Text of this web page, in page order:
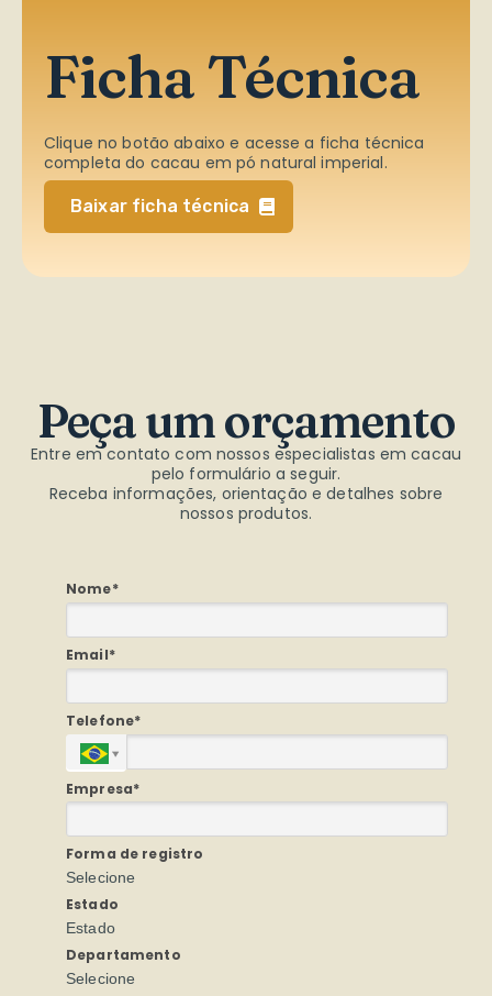
Ficha Técnica
Clique no botão abaixo e acesse a ficha técnica
completa do cacau em pó natural imperial.
Baixar ficha técnica
Peçaumorçamento
Entre em contato com nossos especialistas em cacau
pelo formulário a seguir.
Receba informações, orientação e detalhes sobre
nossos produtos.
Nome*
Email*
Telefone*
Empresa*
Forma de registro
Selecione
Estado
Estado
Departamento
Selecione